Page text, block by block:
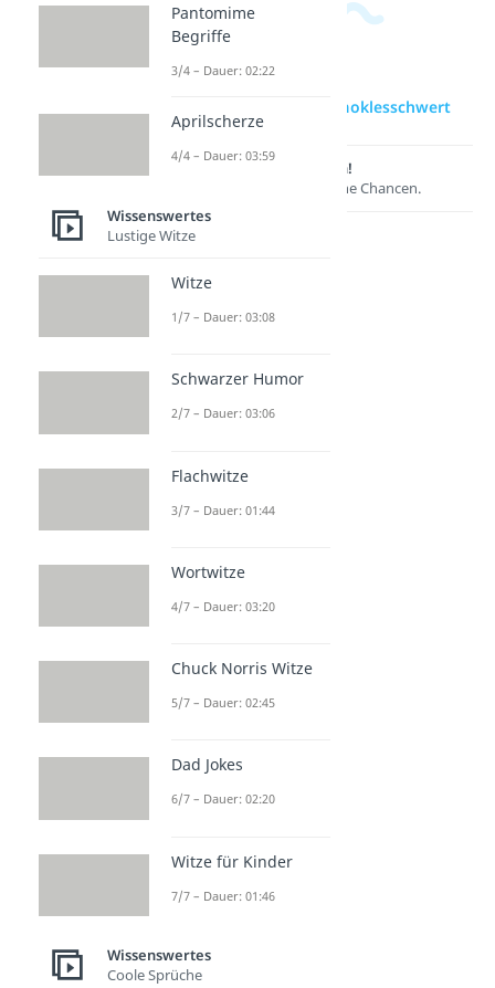
zur Videoseite: Damoklesschwert
Lernen lohnt sich!
Entdecke hier deine Chancen.
Wissenswertes
Redewendungen
Redewendungen
Damoklesschwert
Büchse der Pandora
Heureka
Revue passieren
Blaupause
Dauer: 02:45
Murphys Gesetz
Pantomime
Begriffe
3/4 – Dauer: 02:22
Aprilscherze
4/4 – Dauer: 03:59
Wissenswertes
Lustige Witze
Witze
1/7 – Dauer: 03:08
Schwarzer Humor
2/7 – Dauer: 03:06
Flachwitze
3/7 – Dauer: 01:44
Wortwitze
4/7 – Dauer: 03:20
Chuck Norris Witze
5/7 – Dauer: 02:45
Dad Jokes
6/7 – Dauer: 02:20
Witze für Kinder
7/7 – Dauer: 01:46
Wissenswertes
Coole Sprüche